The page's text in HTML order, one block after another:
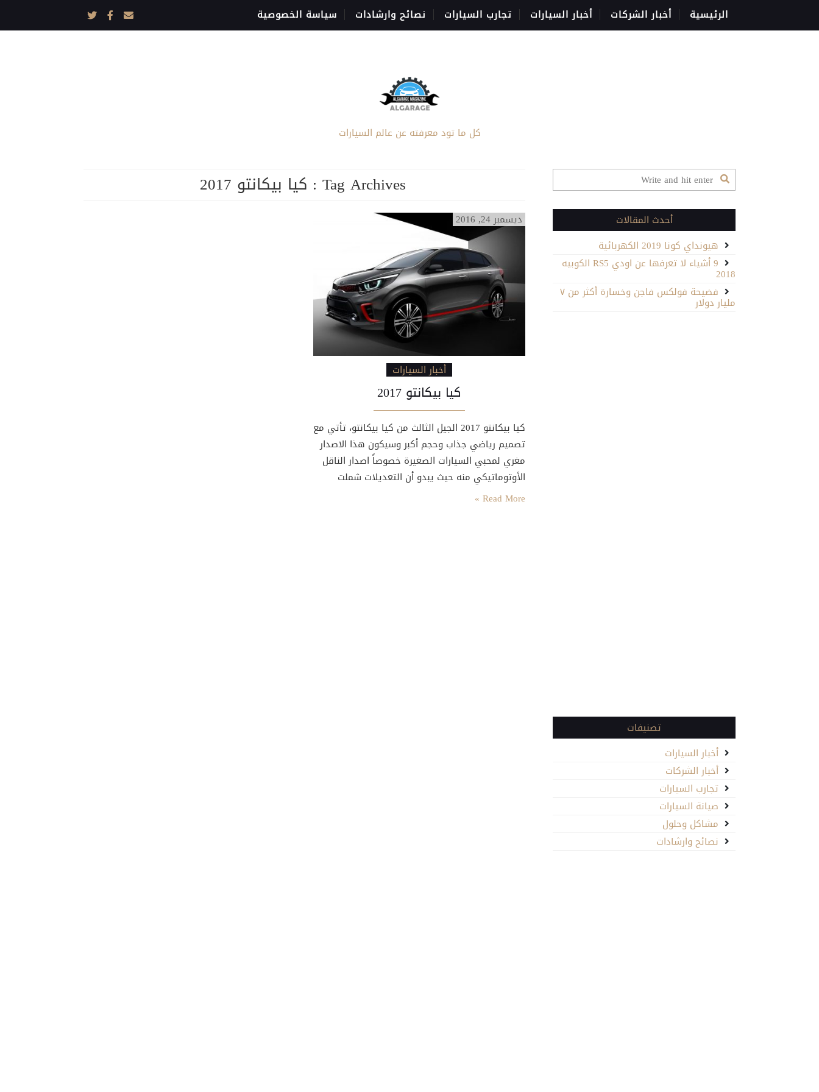
الرئيسية أخبار الشركات أخبار السيارات تجارب السيارات نصائح وارشادات سياسة الخصوصية
كل ما تود معرفته عن عالم السيارات
Tag Archives : كيا بيكانتو 2017
ديسمبر 24, 2016
أخبار السيارات
كيا بيكانتو 2017
كيا بيكانتو 2017 الجيل الثالث من كيا بيكانتو، تأتي مع
تصميم رياضي جذاب وحجم أكبر وسيكون هذا الاصدار
مغري لمحبي السيارات الصغيرة خصوصاً اصدار الناقل
الأوتوماتيكي منه حيث يبدو أن التعديلات شملت
المقصورة الداخلية للسيارة وليس الشكل الخارجي
Read More »
أحدث المقالات
هيونداي كونا 2019 الكهربائية
9 أشياء لا تعرفها عن اودي RS5 الكوبيه
2018
فضيحة فولكس فاجن وخسارة أكثر من ٧
مليار دولار
تصنيفات
أخبار السيارات
أخبار الشركات
تجارب السيارات
صيانة السيارات
مشاكل وحلول
نصائح وارشادات